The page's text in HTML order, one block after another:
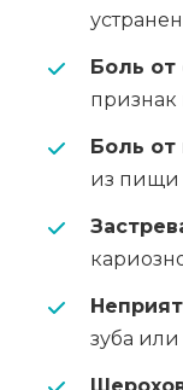
Боль от
признак
Боль от
из пищи
зуба